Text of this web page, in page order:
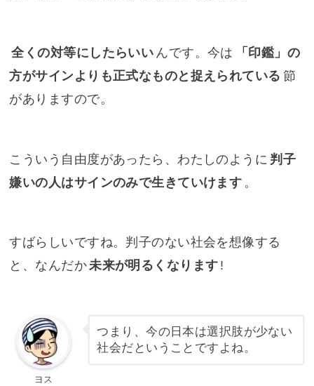
全くの対等にしたらいい んです。今は
「印鑑」の
方がサインよりも正式なものと捉えられている 節
がありますので。
こういう自由度があったら、わたしのように 判子
嫌いの人はサインのみで生きていけます 。
すばらしいですね。判子のない社会を想像する
と、なんだか未来が明るくなります !
ヨス
つまり、今の日本は選択肢が少ない
社会だということですよね。